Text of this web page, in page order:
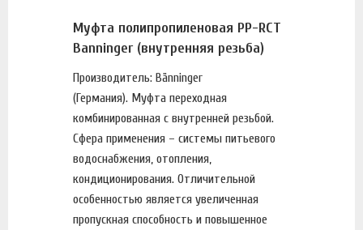
Муфта полипропиленовая PP-RCT
Banninger (внутренняя резьба)
Производитель: Bänninger
(Германия). Муфта переходная
комбинированная с внутренней резьбой.
Сфера применения – системы питьевого
водоснабжения, отопления,
кондиционирования. Отличительной
особенностью является увеличенная
пропускная способность и повышенное